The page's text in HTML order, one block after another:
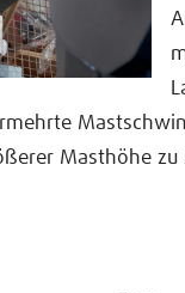
Masthöhe zu